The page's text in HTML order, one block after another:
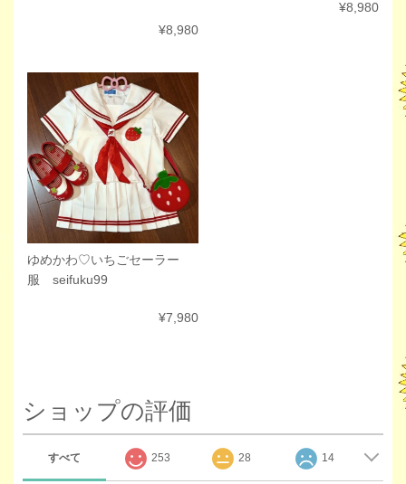
¥8,980
¥8,980
ゆめかわ♡いちごセーラー
服 seifuku99
¥7,980
ショップの評価
すべて 253 28 14